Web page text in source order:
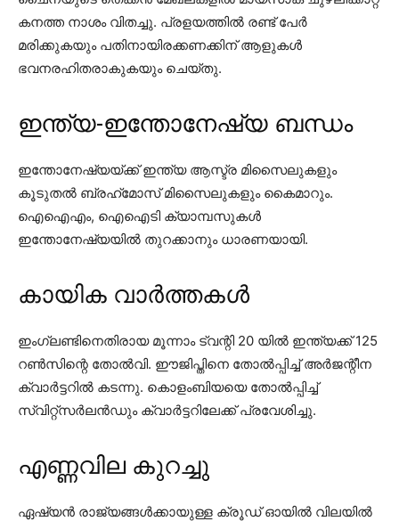
കനത്ത നാശം വിതച്ചു. പ്രളയത്തിൽ രണ്ട് പേർ
മരിക്കുകയും പതിനായിരക്കണക്കിന് ആളുകൾ
ഭവനരഹിതരാകുകയും ചെയ്തു.
ഇന്ത്യ-ഇന്തോനേഷ്യ ബന്ധം
ഇന്തോനേഷ്യയ്ക്ക് ഇന്ത്യ ആസ്ട്ര മിസൈലുകളും
കൂടുതൽ ബ്രഹ്‌മോസ് മിസൈലുകളും കൈമാറും.
ഐഐഎം, ഐഐടി ക്യാമ്പസുകൾ
ഇന്തോനേഷ്യയിൽ തുറക്കാനും ധാരണയായി.
കായിക വാർത്തകൾ
ഇംഗ്ലണ്ടിനെതിരായ മൂന്നാം ട്വന്റി 20 യിൽ ഇന്ത്യക്ക് 125
റൺസിന്റെ തോൽവി. ഈജിപ്തിനെ തോൽപ്പിച്ച് അർജന്റീന
ക്വാർട്ടറിൽ കടന്നു. കൊളംബിയയെ തോൽപ്പിച്ച്
സ്വിറ്റ്സർലൻഡും ക്വാർട്ടറിലേക്ക് പ്രവേശിച്ചു.
എണ്ണവില കുറച്ചു
ഏഷ്യൻ രാജ്യങ്ങൾക്കായുള്ള ക്രൂഡ് ഓയിൽ വിലയിൽ